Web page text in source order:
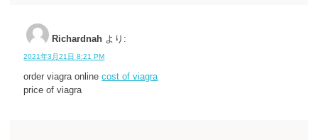
Richardnah より:
2021年3月21日 8:21 PM
order viagra onlinecost of viagra
price of viagra